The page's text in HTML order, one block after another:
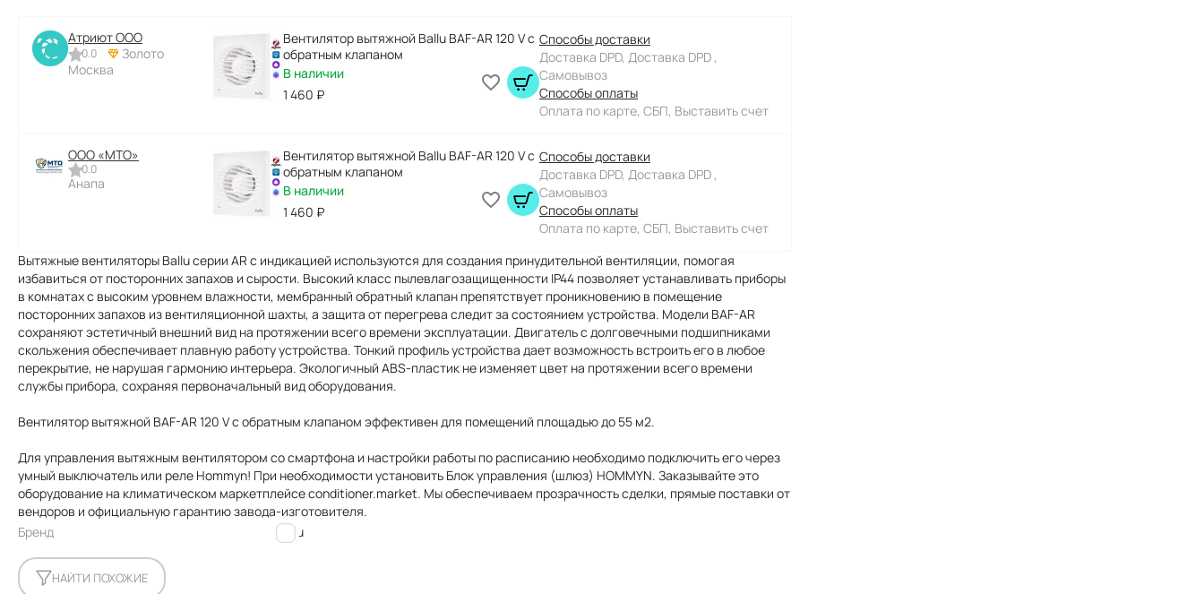
Атриют ООО
0.0
Золото
Москва
Вентилятор вытяжной Ballu BAF-AR 120 V с
обратным клапаном
В наличии
1 460 ₽
Способы доставки
Доставка DPD, Доставка DPD ,
Самовывоз
Способы оплаты
Оплата по карте, СБП, Выставить счет
ООО «МТО»
0.0
Анапа
Вентилятор вытяжной Ballu BAF-AR 120 V с
обратным клапаном
В наличии
1 460 ₽
Способы доставки
Доставка DPD, Доставка DPD ,
Самовывоз
Способы оплаты
Оплата по карте, СБП, Выставить счет
Вытяжные вентиляторы Ballu серии AR с индикацией используются для создания принудительной вентиляции, помогая
избавиться от посторонних запахов и сырости. Высокий класс пылевлагозащищенности IP44 позволяет устанавливать приборы
в комнатах с высоким уровнем влажности, мембранный обратный клапан препятствует проникновению в помещение
посторонних запахов из вентиляционной шахты, а защита от перегрева следит за состоянием устройства. Модели BAF-AR
сохраняют эстетичный внешний вид на протяжении всего времени эксплуатации. Двигатель c долговечными подшипниками
скольжения обеспечивает плавную работу устройства. Тонкий профиль устройства дает возможность встроить его в любое
перекрытие, не нарушая гармонию интерьера. Экологичный ABS-пластик не изменяет цвет на протяжении всего времени
службы прибора, сохраняя первоначальный вид оборудования.
Вентилятор вытяжной BAF-AR 120 V с обратным клапаном эффективен для помещений площадью до 55 м2.
Для управления вытяжным вентилятором со смартфона и настройки работы по расписанию необходимо подключить его через
умный выключатель или реле Hommyn! При необходимости установить Блок управления (шлюз) HOMMYN. Заказывайте это
оборудование на климатическом маркетплейсе conditioner.market. Мы обеспечиваем прозрачность сделки, прямые поставки от
вендоров и официальную гарантию завода-изготовителя.
Бренд
Ballu
НАЙТИ ПОХОЖИЕ